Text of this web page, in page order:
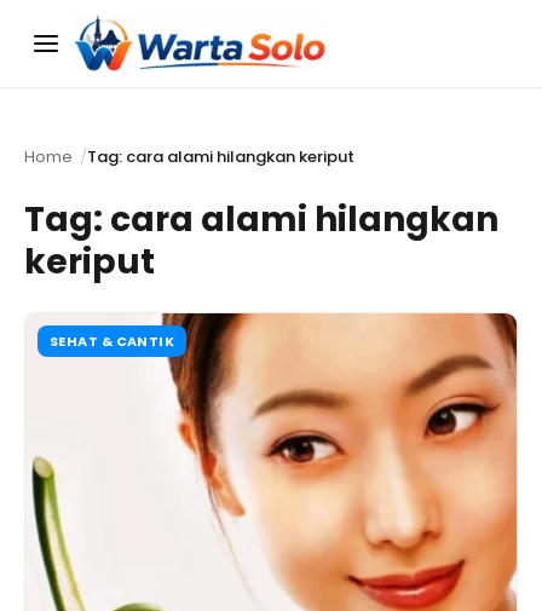
Menu
Home Tag: cara alami hilangkan keriput
Tag: cara alami hilangkan
keriput
SEHAT & CANTIK